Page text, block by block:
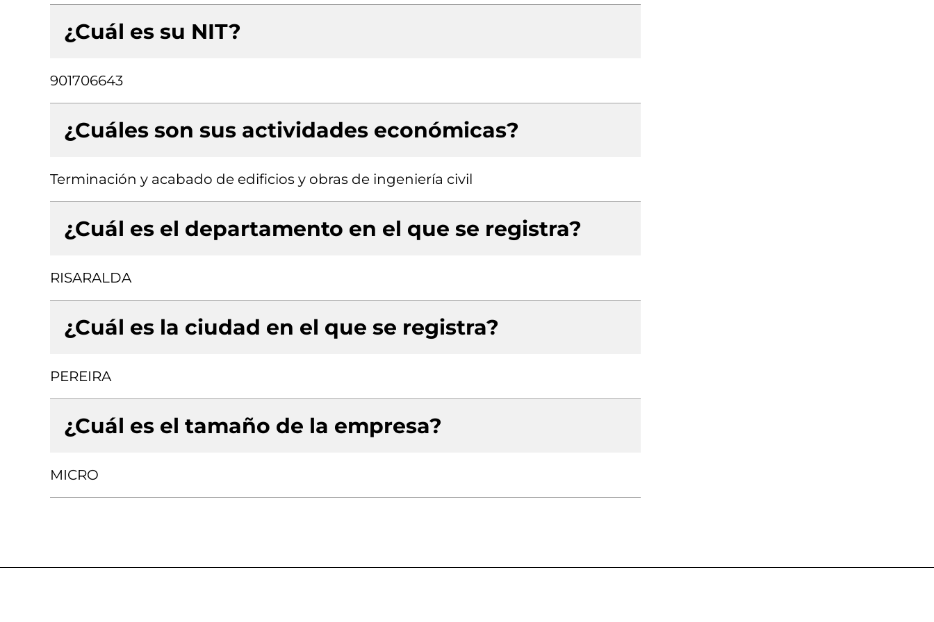
¿Cuál es su NIT?
901706643
¿Cuáles son sus actividades económicas?
Terminación y acabado de edificios y obras de ingeniería civil
¿Cuál es el departamento en el que se registra?
RISARALDA
¿Cuál es la ciudad en el que se registra?
PEREIRA
¿Cuál es el tamaño de la empresa?
MICRO